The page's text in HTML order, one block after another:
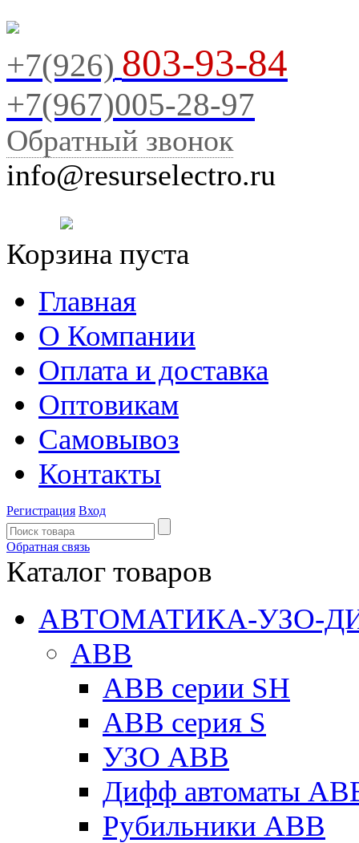
+7(926) 803-93-84
+7(967)005-28-97
Обратный звонок
info@resurselectro.ru
Корзина пуста
Главная
О Компании
Оплата и доставка
Оптовикам
Самовывоз
Контакты
Регистрация Вход
Обратная связь
Каталог товаров
АВТОМАТИКА-УЗО-
ABB
ABB серии SH
ABB серия S
УЗО ABB
Дифф автоматы
Рубильники ABB